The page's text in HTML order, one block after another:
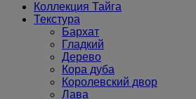
Коллекция Тайга
Текстура
Бархат
Гладкий
Дерево
Кора дуба
Королевский двор
Лава